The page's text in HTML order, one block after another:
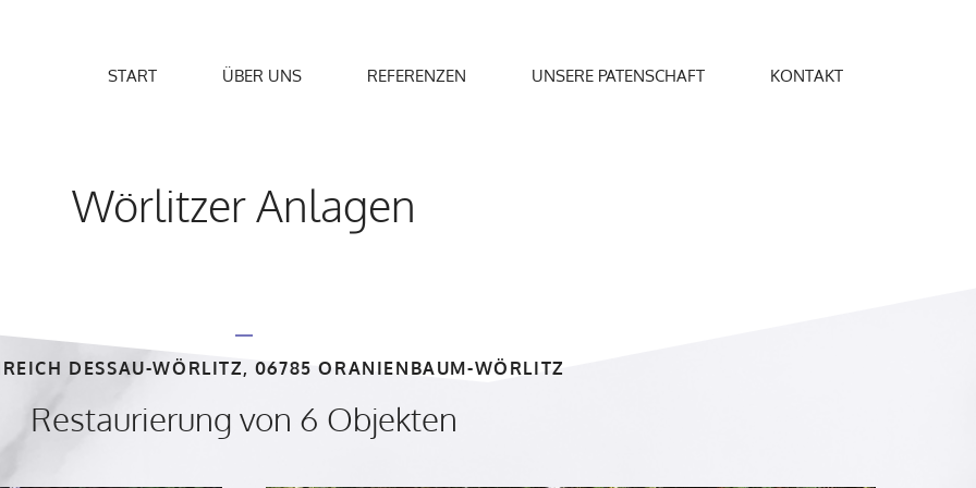
START ÜBER UNS REFERENZEN UNSERE PATENSCHAFT KONTAKT
Wörlitzer Anlagen
DESSAU-WÖRLITZ, 06785 ORANIENBAUM-WÖRLITZ
Restaurierung von 6 Objekten